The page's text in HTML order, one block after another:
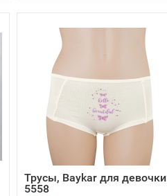
Трусы, Baykar для девочки
5558